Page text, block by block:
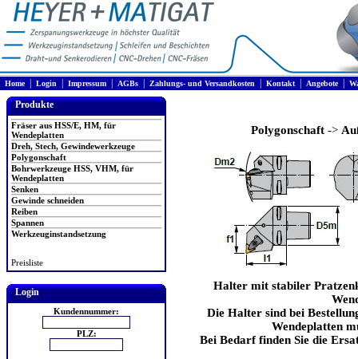
Home| Login Impressum AGBs Zahlungs- und Versandkosten Kontakt| Angebote|
Produkte
Fräser aus HSS/E, HM, für
Wendeplatten
Dreh, Stech, Gewindewerkzeuge
Polygonschaft
Bohrwerkzeuge HSS, VHM, für
Wendeplatten
Senken
Gewinde schneiden
Reiben
Spannen
Werkzeuginstandsetzung
Preisliste
Login
Kundennummer:
PLZ:
Polygonschaft->
Halter mit stabiler
Die Halter sind bei
Wendeplatten
Bei Bedarf finden Sie die